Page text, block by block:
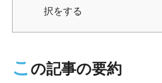
択をする
こ の記事の要約